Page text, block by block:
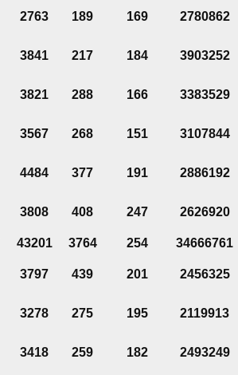
2763 189 169 2780862
3841 217 184 3903252
3821 288 166 3383529
3567 268 151 3107844
4484 377 191 2886192
3808 408 247 2626920
43201 3764 254
34666761
3797 439 201 2456325
3278 275 195 2119913
3418 259 182 2493249